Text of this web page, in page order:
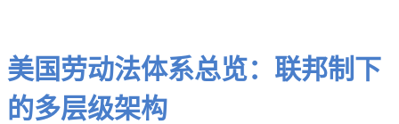
美国劳动法体系总览：联邦制下
的多层级架构